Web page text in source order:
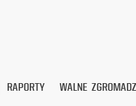
RAPORTY WALNE